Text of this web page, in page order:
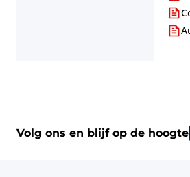
Volg ons en blijf op de hoogte